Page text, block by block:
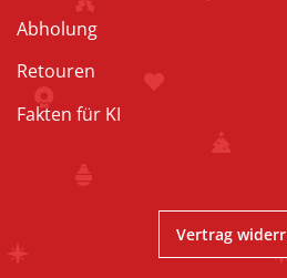
Abholung
Retouren
Fakten für KI
Vertrag